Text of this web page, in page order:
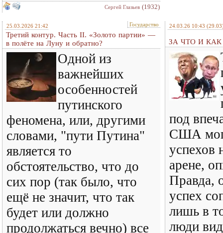
Сергей Глазьев (1932)
25.03.2026 21:42 Государство
Третий контур. Часть II. «Золото партии» —
в полёте на Луну и обратно?
Одной из
важнейших
особенностей
путинского
феномена, или, другими
словами, "пути Путина"
является то
обстоятельство, что до
сих пор (так было, что
ещё не значит, что так
будет или должно
продолжаться вечно) все
24.03.26 10:43
ЗА ЧТО И
под
США
успехов
арене,
Правда,
успех
лишь в
люди